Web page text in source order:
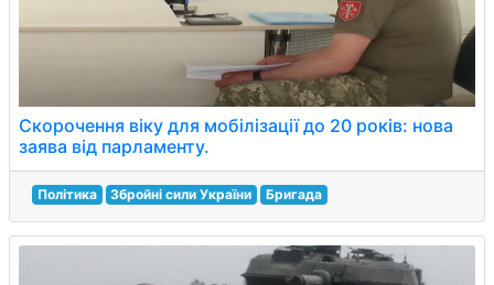
Скорочення віку для мобілізації до 20 років: нова
заява від парламенту.
Політика Збройні сили України Бригада